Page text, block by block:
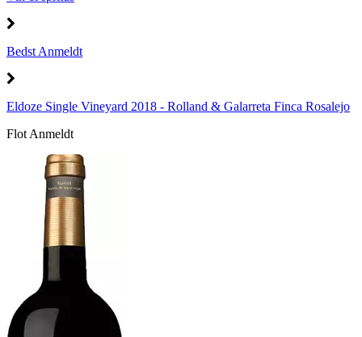
Bedst Anmeldt
Eldoze Single Vineyard 2018 - Rolland & Galarreta Finca Rosalejo
Flot Anmeldt